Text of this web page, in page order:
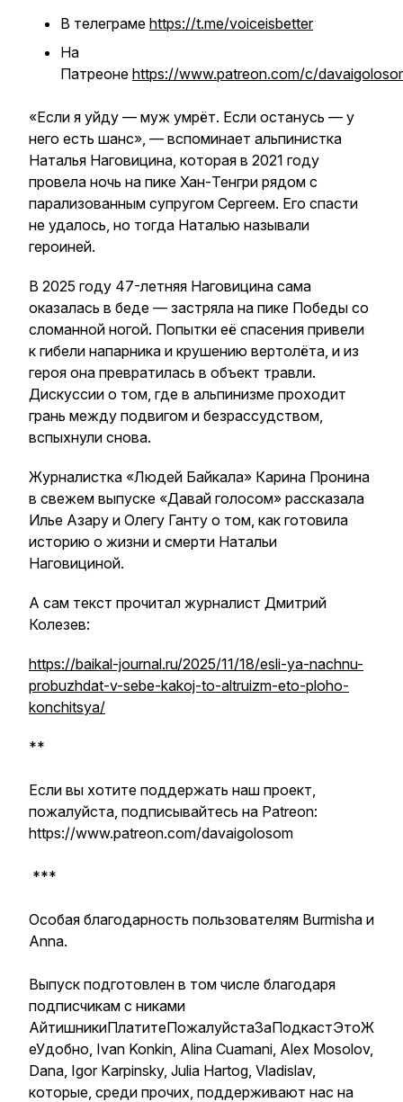
В телеграме https://t.me/voiceisbetter
На
Патреоне https://www.patreon.com/c/
«Если я уйду — муж умрёт. Если останусь — у
него есть шанс», — вспоминает альпинистка
Наталья Наговицина, которая в 2021 году
провела ночь на пике Хан-Тенгри рядом с
парализованным супругом Сергеем. Его спасти
не удалось, но тогда Наталью называли
героиней.
В 2025 году 47-летняя Наговицина сама
оказалась в беде — застряла на пике Победы со
сломанной ногой. Попытки её спасения привели
к гибели напарника и крушению вертолёта, и из
героя она превратилась в объект травли.
Дискуссии о том, где в альпинизме проходит
грань между подвигом и безрассудством,
вспыхнули снова.
Журналистка «Людей Байкала» Карина Пронина
в свежем выпуске «Давай голосом» рассказала
Илье Азару и Олегу Ганту о том, как готовила
историю о жизни и смерти Натальи
Наговициной.
А сам текст прочитал журналист Дмитрий
Колезев:
https://baikal-journal.ru/2025/11/18/esli-ya-nachnu-
probuzhdat-v-sebe-kakoj-to-altruizm-eto-ploho-
konchitsya/
**
Если вы хотите поддержать наш проект,
пожалуйста, подписывайтесь на Patreon:
https://www.patreon.com/davaigolosom
***
Особая благодарность пользователям Burmisha и
Аnna.
Выпуск подготовлен в том числе благодаря
подписчикам с никами
АйтишникиПлатитеПожалуйстаЗаПодкастЭтоЖ
еУдобно, Ivan Konkin, Alina Cuamani, Alex Mosolov,
Dana, Igor Karpinsky, Julia Hartog, Vladislav,
которые, среди прочих, поддерживают нас на